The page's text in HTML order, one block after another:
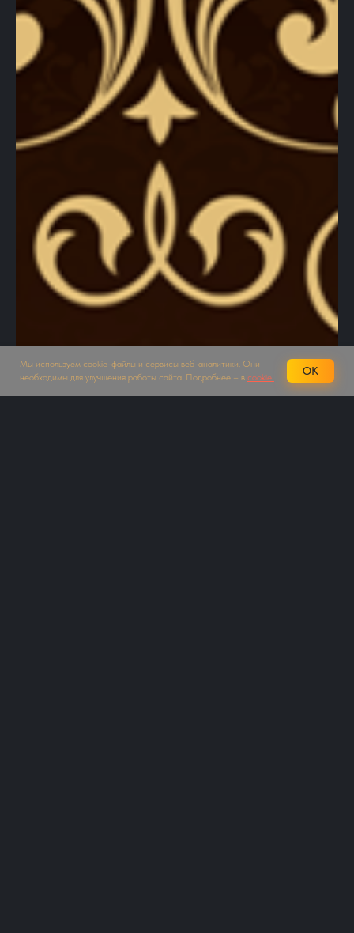
Мы используем cookie-файлы и сервисы веб-аналитики. Они
необходимы для улучшения работы сайта. Подробнее – в cookie
OK